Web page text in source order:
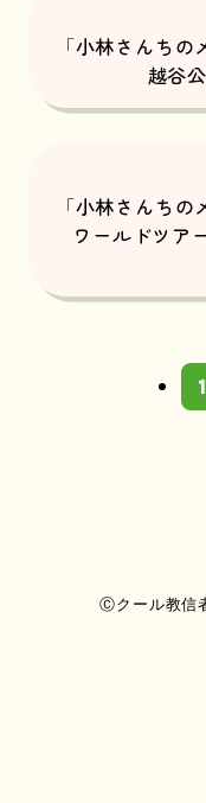
「小林さんち
越谷
「小林さんち
ワールドツア
1
Ⓒクール教信